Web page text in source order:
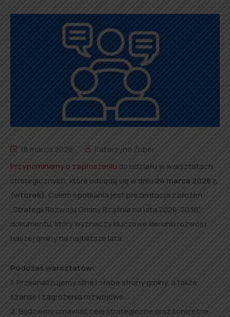
18 marca 2026
Katarzyna Żuber
Przypominamy o zaproszeniu do udziału w warsztatach
strategicznych, które odbędą się w dniu 24 marca 2026 r.
(wtorek). Celem spotkania jest prezentacja założeń
„Strategii Rozwoju Gminy Rząśnia na lata 2026-2036”,
dokumentu, który wyznaczy kluczowe kierunki rozwoju
naszej gminy na najbliższe lata.
Podczas warsztatów:
1. Przeanalizujemy silne i słabe strony gminy, a także
szanse i zagrożenia rozwojowe.
2. Będziemy omawiać cele strategiczne oraz konkretne